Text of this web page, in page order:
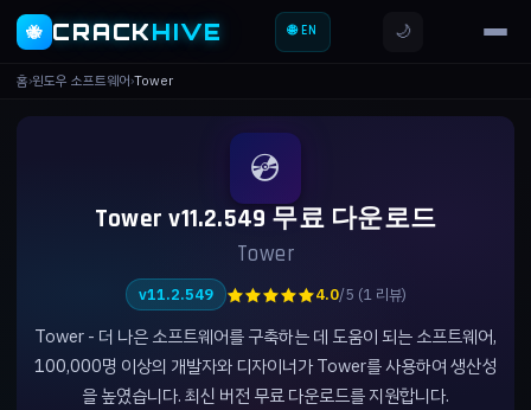
🐝 CRACKHIVE 🌐 EN 🌙
홈›윈도우 소프트웨어›Tower
💿
Tower v11.2.549 무료 다운로드
Tower
v11.2.549 ★★★★★4.0/5 (1 리뷰)
Tower - 더 나은 소프트웨어를 구축하는 데 도움이 되는 소프트웨어,
100,000명 이상의 개발자와 디자이너가 Tower를 사용하여 생산성
을 높였습니다. 최신 버전 무료 다운로드를 지원합니다.